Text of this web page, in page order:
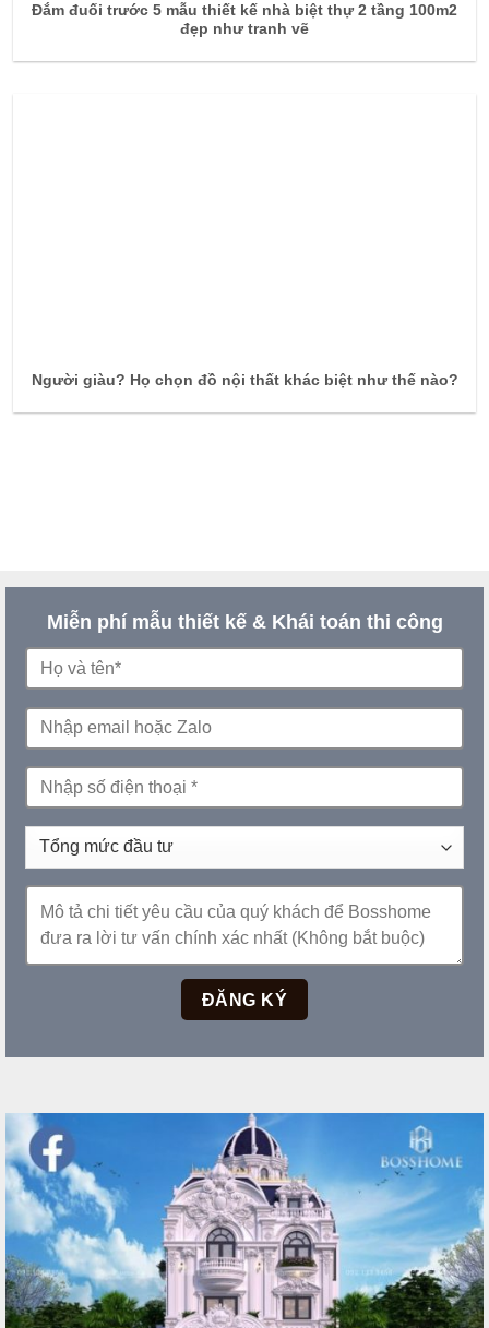
Đắm đuối trước 5 mẫu thiết kế nhà biệt thự 2 tầng 100m2
đẹp như tranh vẽ
Người giàu? Họ chọn đồ nội thất khác biệt như thế nào?
Miễn phí mẫu thiết kế & Khái toán thi công